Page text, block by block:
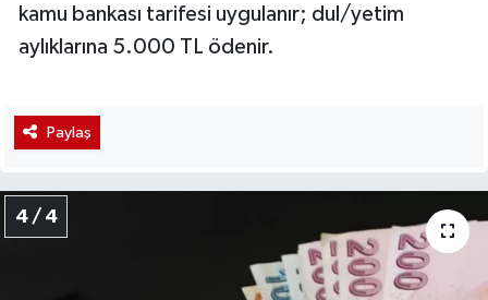
kamu bankası tarifesi uygulanır; dul/yetim
aylıklarına 5.000 TL ödenir.
Paylaş
4 / 4